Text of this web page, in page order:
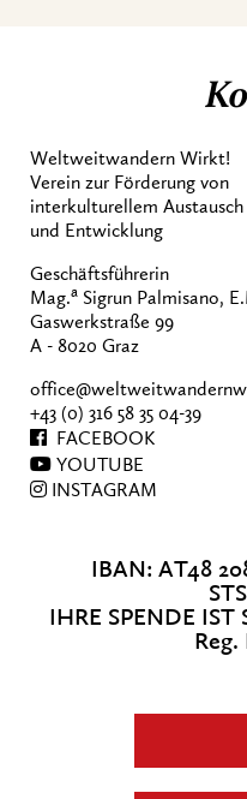
Weltweitwandern Wirkt!
Verein zur Förderung von
interkulturellem Austausch
und Entwicklung
Geschäftsführerin
Mag.a Sigrun Palmisano,
Gaswerkstraße 99
A - 8020 Graz
+43 (0) 316 58 35 04-39
FACEBOOK
YOUTUBE
INSTAGRAM
IBAN: AT48
IHRE SPENDE IST
Reg.